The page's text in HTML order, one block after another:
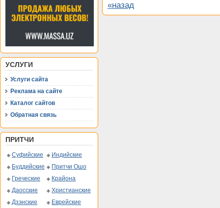
УСЛУГИ
Услуги сайта
Реклама на сайте
Каталог сайтов
Обратная связь
ПРИТЧИ
Суфийские
Индийские
Буддийские
Притчи Ошо
Греческие
Крайона
Даосские
Христианские
Дзэнские
Еврейские
«назад